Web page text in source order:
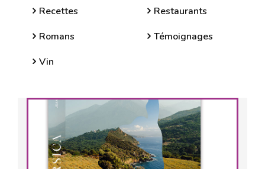
Recettes
Restaurants
Romans
Témoignages
Vin